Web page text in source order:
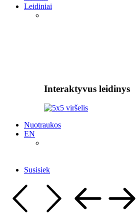
Leidiniai
Interaktyvus leidinys
Nuotraukos
EN
Susisiek